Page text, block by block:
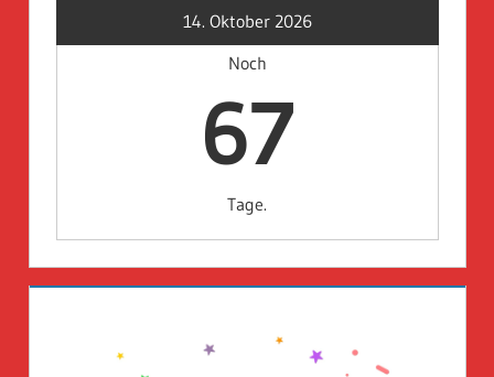
14. Oktober 2026
Noch
67
Tage.